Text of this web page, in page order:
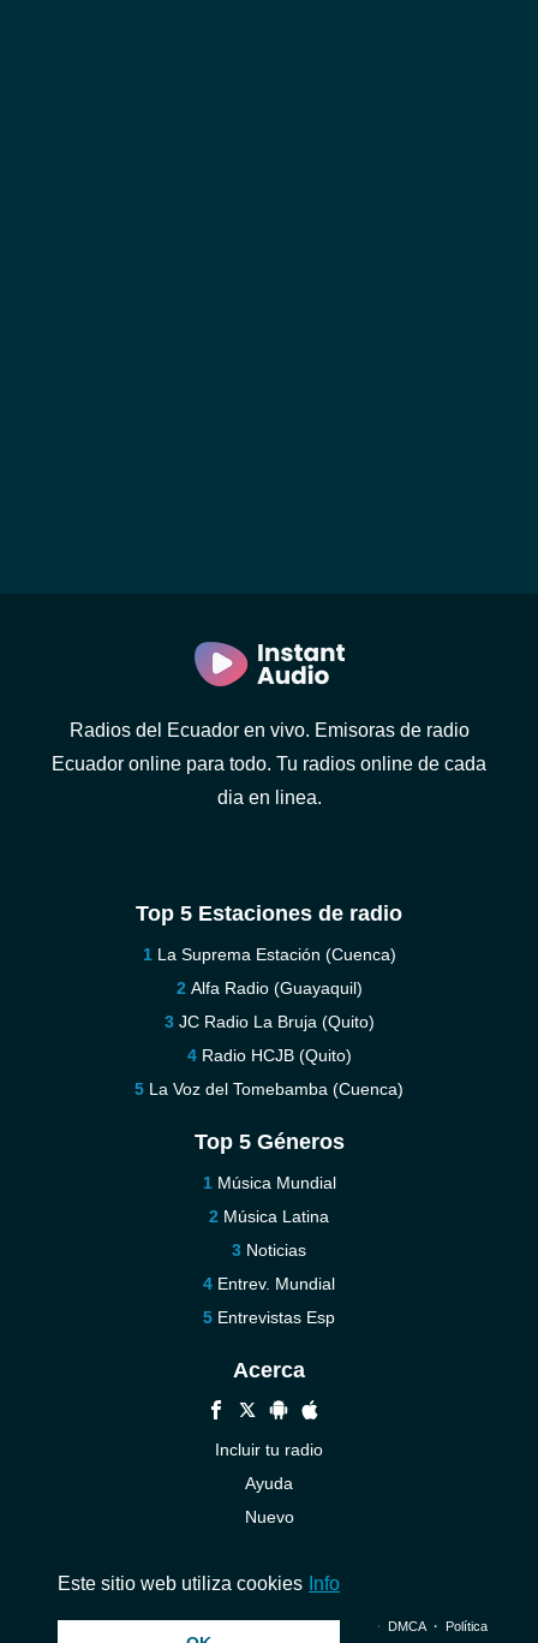
Radios del Ecuador en vivo. Emisoras de radio
Ecuador online para todo. Tu radios online de cada
dia en linea.
Top 5 Estaciones de radio
La Suprema Estación (Cuenca)
Alfa Radio (Guayaquil)
JC Radio La Bruja (Quito)
Radio HCJB (Quito)
La Voz del Tomebamba (Cuenca)
Top 5 Géneros
Música Mundial
Música Latina
Noticias
Entrev. Mundial
Entrevistas Esp
Acerca
Incluir tu radio
Ayuda
Nuevo
© 2026 InstantAudio. Reservados todos los derechos. ・ DMCA・ Política
Este sitio web utiliza cookies Info